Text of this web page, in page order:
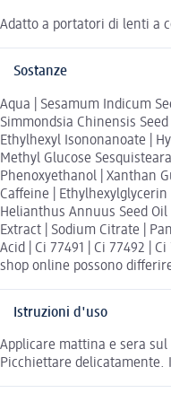
Adatto a portatori di lenti a
Sostanze
Aqua | Sesamum Indicum
Simmondsia Chinensis
Ethylhexyl Isononanoate |
Methyl Glucose
Phenoxyethanol | Xanthan
Caffeine | Ethylhexylglycerin
Helianthus Annuus Seed
Extract | Sodium Citrate |
Acid | Ci 77491 | Ci 77492 |
shop online possono
Istruzioni d'uso
Applicare mattina e sera
Picchiettare delicatamente.